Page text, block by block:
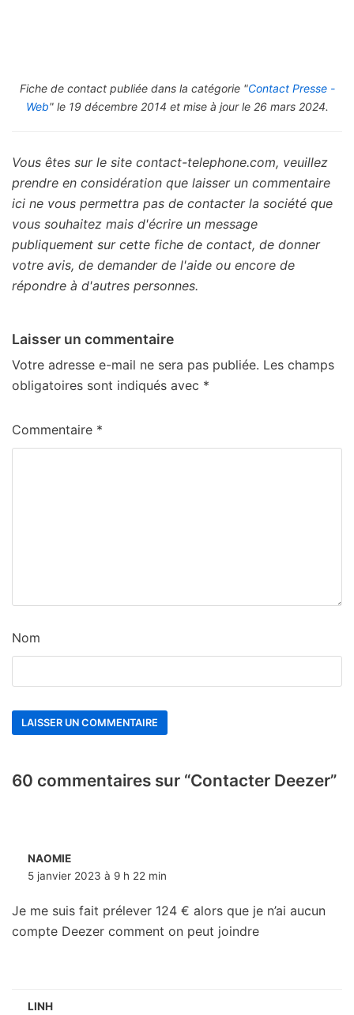
Fiche de contact publiée dans la catégorie "Contact Presse -
Web" le 19 décembre 2014 et mise à jour le 26 mars 2024.
Vous êtes sur le site contact-telephone.com, veuillez
prendre en considération que laisser un commentaire
ici ne vous permettra pas de contacter la société que
vous souhaitez mais d'écrire un message
publiquement sur cette fiche de contact, de donner
votre avis, de demander de l'aide ou encore de
répondre à d'autres personnes.
Laisser un commentaire
Votre adresse e-mail ne sera pas publiée. Les champs
obligatoires sont indiqués avec *
Commentaire *
Nom
60 commentaires sur “Contacter Deezer”
NAOMIE
5 janvier 2023 à 9 h 22 min
Je me suis fait prélever 124 € alors que je n’ai aucun
compte Deezer comment on peut joindre
LINH